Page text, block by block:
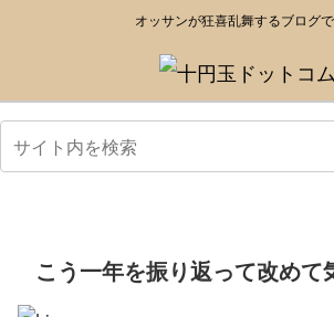
オッサンが狂喜乱舞するブログ
こう一年を振り返って改めて